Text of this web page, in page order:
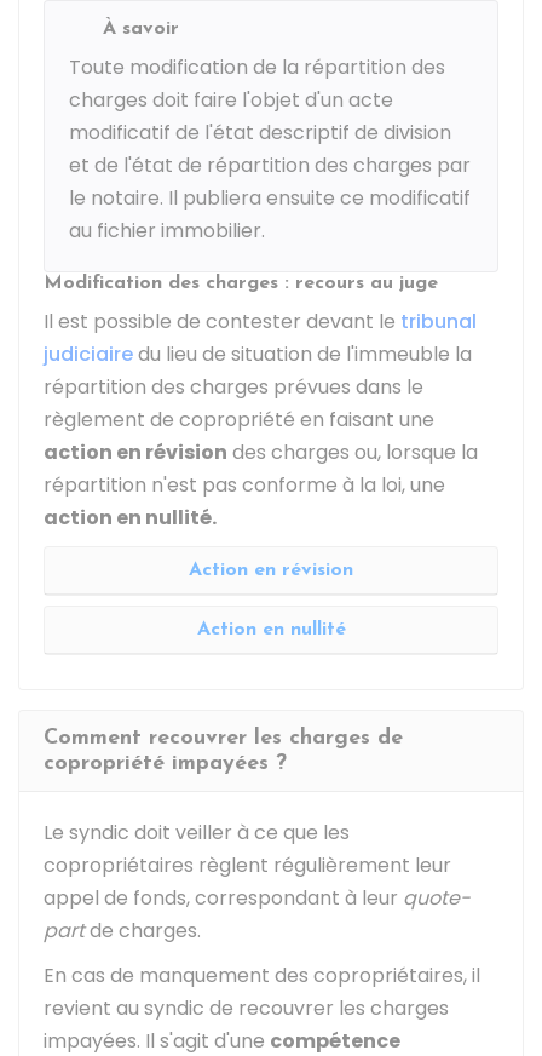
À savoir
Toute modification de la répartition des
charges doit faire l'objet d'un acte
modificatif de l'état descriptif de division
et de l'état de répartition des charges par
le notaire. Il publiera ensuite ce modificatif
au fichier immobilier.
Modification des charges : recours au juge
Il est possible de contester devant le tribunal
judiciairedu lieu de situation de l'immeuble la
répartition des charges prévues dans le
règlement de copropriété en faisant une
action en révision des charges ou, lorsque la
répartition n'est pas conforme à la loi, une
action en nullité.
Action en révision
Action en nullité
Comment recouvrer les charges de
copropriété impayées ?
Le syndic doit veiller à ce que les
copropriétaires règlent régulièrement leur
appel de fonds, correspondant à leur quote-
partde charges.
En cas de manquement des copropriétaires, il
revient au syndic de recouvrer les charges
impayées. Il s'agit d'une compétence